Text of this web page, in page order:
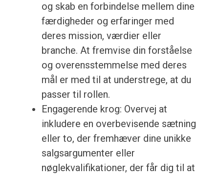
og skab en forbindelse mellem dine
færdigheder og erfaringer med
deres mission, værdier eller
branche. At fremvise din forståelse
og overensstemmelse med deres
mål er med til at understrege, at du
passer til rollen.
Engagerende krog: Overvej at
inkludere en overbevisende sætning
eller to, der fremhæver dine unikke
salgsargumenter eller
nøglekvalifikationer, der får dig til at